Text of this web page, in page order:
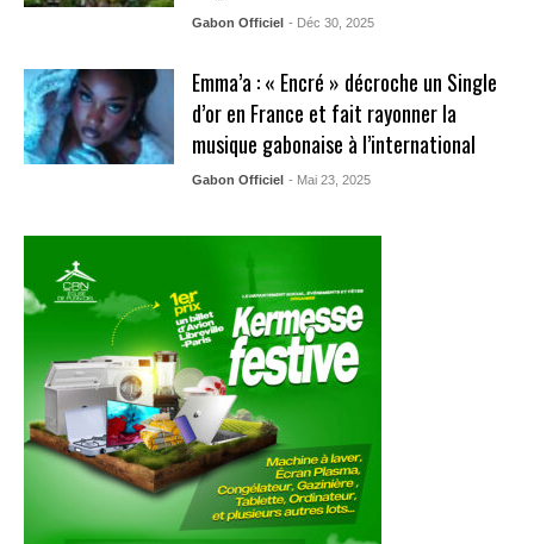
Gabon Officiel - Déc 30, 2025
Emma’a : « Encré » décroche un Single
d’or en France et fait rayonner la
musique gabonaise à l’international
Gabon Officiel - Mai 23, 2025